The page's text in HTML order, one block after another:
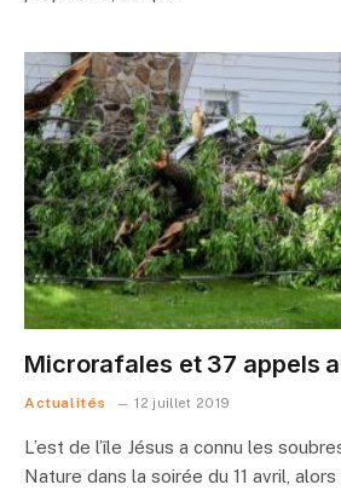
Microrafales et 37 appels
Actualités 12 juillet 2019
L’est de l’île Jésus a connu les
Nature dans la soirée du 11 avril,